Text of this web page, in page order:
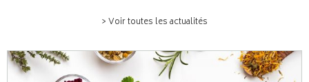
> Voir toutes les actualités